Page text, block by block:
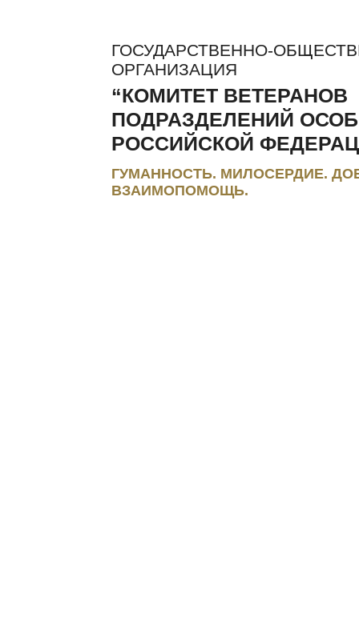
ГОСУДАРСТВЕННО-
ОРГАНИЗАЦИЯ
“КОМИТЕТ ВЕТЕРАНОВ
ПОДРАЗДЕЛЕНИЙ
РОССИЙСКОЙ
ГУМАННОСТЬ. МИЛОСЕРДИЕ.
ВЗАИМОПОМОЩЬ.